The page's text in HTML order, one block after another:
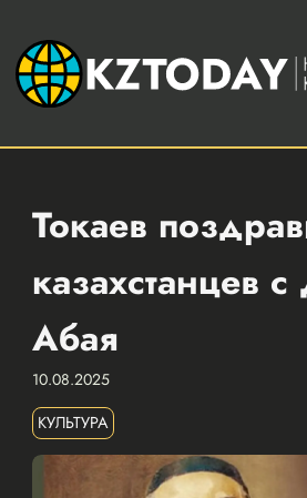
Токаев
казахстанцев
Абая
10.08.2025
КУЛЬТУРА